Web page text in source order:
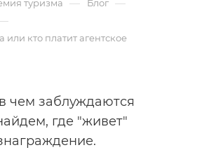
туризма — Блог —
или кто платит агентское
чем заблуждаются
где "живет"